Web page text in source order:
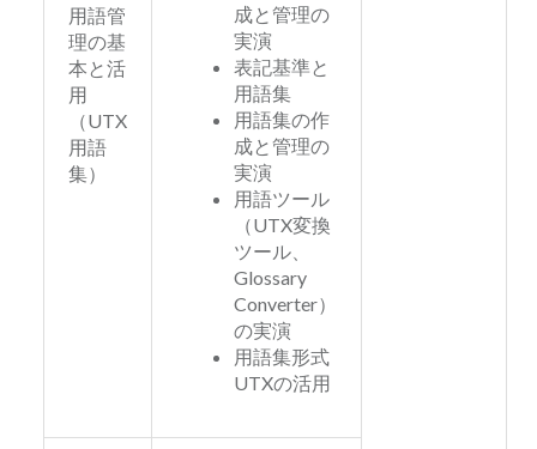
用語管
理の基
本と活
用
（UTX
用語
集）
成と管理の
実演
表記基準と
用語集
用語集の作
成と管理の
実演
用語ツール
（UTX変換
ツール、
Glossary
Converter）
の実演
用語集形式
UTXの活用